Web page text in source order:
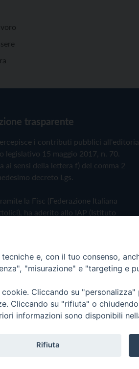
trasparente
i contributi pubblici all'editoria
legislativo 15 maggio 2017, n. 70.
ai sensi della lettera f) del comma 2
decreto Lgs.
la Fisc (Federazione Italiana
ha aderito allo IAP (Istituto
Cookie Policye, con il tuo consenso,
"misurazione" e "targeting e
Cliccando su
Cliccando su "rifiuta" o
informazioni sono disponibili
Rifiuta